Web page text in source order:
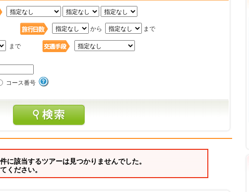
から まで
まで
コース番号
に該当するツアーは見つかりませんでした。
ください。